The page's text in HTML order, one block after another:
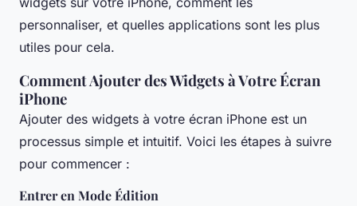
personnaliser, et quelles applications sont les plus
utiles pour cela.
Comment Ajouter des Widgets à Votre Écran
iPhone
Ajouter des widgets à votre écran iPhone est un
processus simple et intuitif. Voici les étapes à suivre
pour commencer :
Entrer en Mode Édition